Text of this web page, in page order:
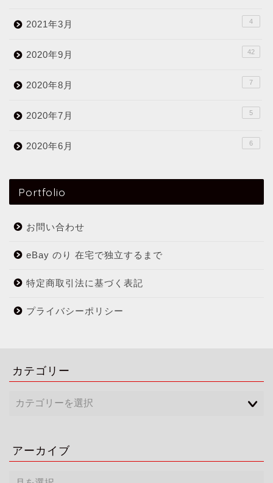
2021年3月 4
2020年9月 42
2020年8月 7
2020年7月 5
2020年6月 6
Portfolio
お問い合わせ
eBay のり 在宅で独立するまで
特定商取引法に基づく表記
プライバシーポリシー
カテゴリー
アーカイブ